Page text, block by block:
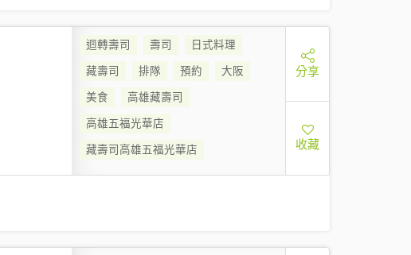
迴轉壽司 壽司
日式料理
藏壽司
排隊 預約
大阪
美食
高雄藏壽司
高雄五福光華店
藏壽司高雄五福光華店
分享
收藏